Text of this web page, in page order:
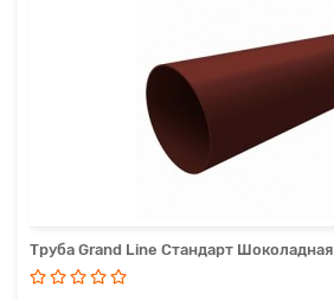
Труба Grand Line Стандарт Шоколадная